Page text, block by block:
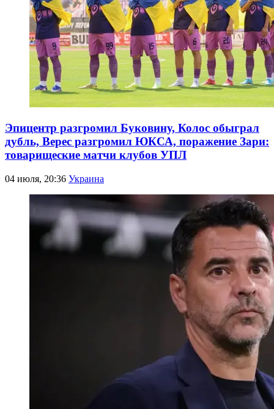
Эпицентр разгромил Буковину, Колос обыграл
дубль, Верес разгромил ЮКСА, поражение Зари:
товарищеские матчи клубов УПЛ
04 июля, 20:36 Украина